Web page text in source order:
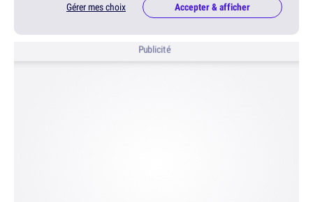
Gérer mes choix Accepter & afficher
Publicité